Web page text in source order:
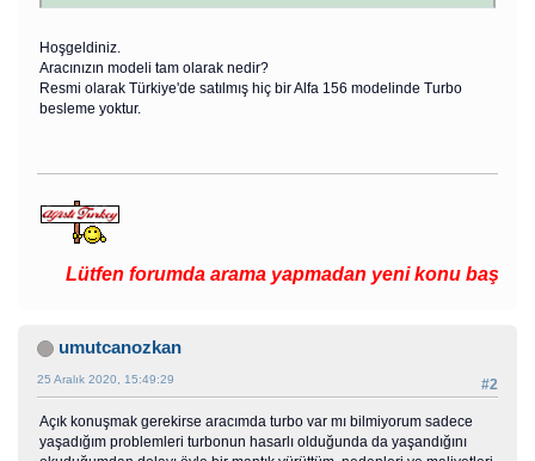
Hoşgeldiniz.
Aracınızın modeli tam olarak nedir?
Resmi olarak Türkiye'de satılmış hiç bir Alfa 156 modelinde Turbo
besleme yoktur.
Lütfen forumda arama yapmadan yeni konu
umutcanozkan
#2
25 Aralık 2020, 15:49:29
Açık konuşmak gerekirse aracımda turbo var mı bilmiyorum sadece
yaşadığım problemleri turbonun hasarlı olduğunda da yaşandığını